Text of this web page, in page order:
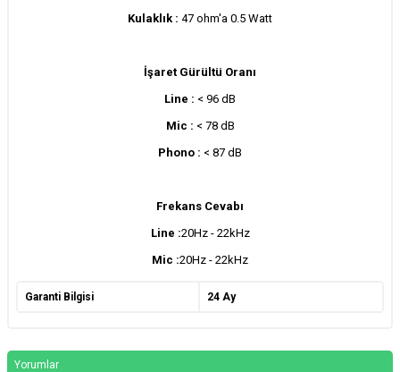
Kulaklık : 47 ohm'a 0.5 Watt
İşaret Gürültü Oranı
Line : < 96 dB
Mic : < 78 dB
Phono : < 87 dB
Frekans Cevabı
Line :20Hz - 22kHz
Mic :20Hz - 22kHz
Garanti Bilgisi 24 Ay
Yorumlar